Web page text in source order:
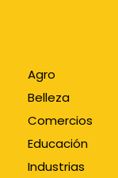
Agro
Belleza
Comercios
Educación
Industrias